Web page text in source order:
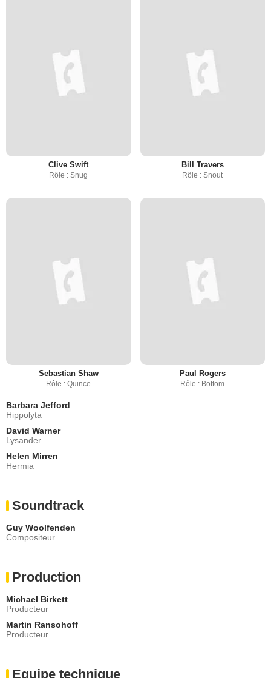
Clive Swift
Rôle : Snug
Bill Travers
Rôle : Snout
Sebastian Shaw
Rôle : Quince
Paul Rogers
Rôle : Bottom
Barbara Jefford
Hippolyta
David Warner
Lysander
Helen Mirren
Hermia
Soundtrack
Guy Woolfenden
Compositeur
Production
Michael Birkett
Producteur
Martin Ransohoff
Producteur
Equipe technique